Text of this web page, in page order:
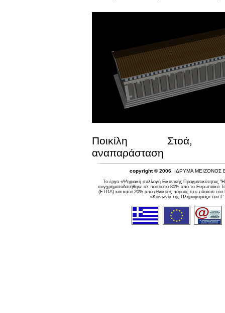
Ποικίλη Στοά,
αναπαράσταση
copyright © 2006 , ΙΔΡΥΜΑ ΜΕΙΖΟΝΟΣ
Το έργο «Ψηφιακή συλλογή Εικονικής Πραγματικότητας
συγχρηματοδοτήθηκε σε ποσοστό 80% από το Ευρωπαϊκό
(ΕΤΠΑ) και κατά 20% από εθνικούς πόρους στο πλαίσιο του
«Κοινωνία της Πληροφορίας» του